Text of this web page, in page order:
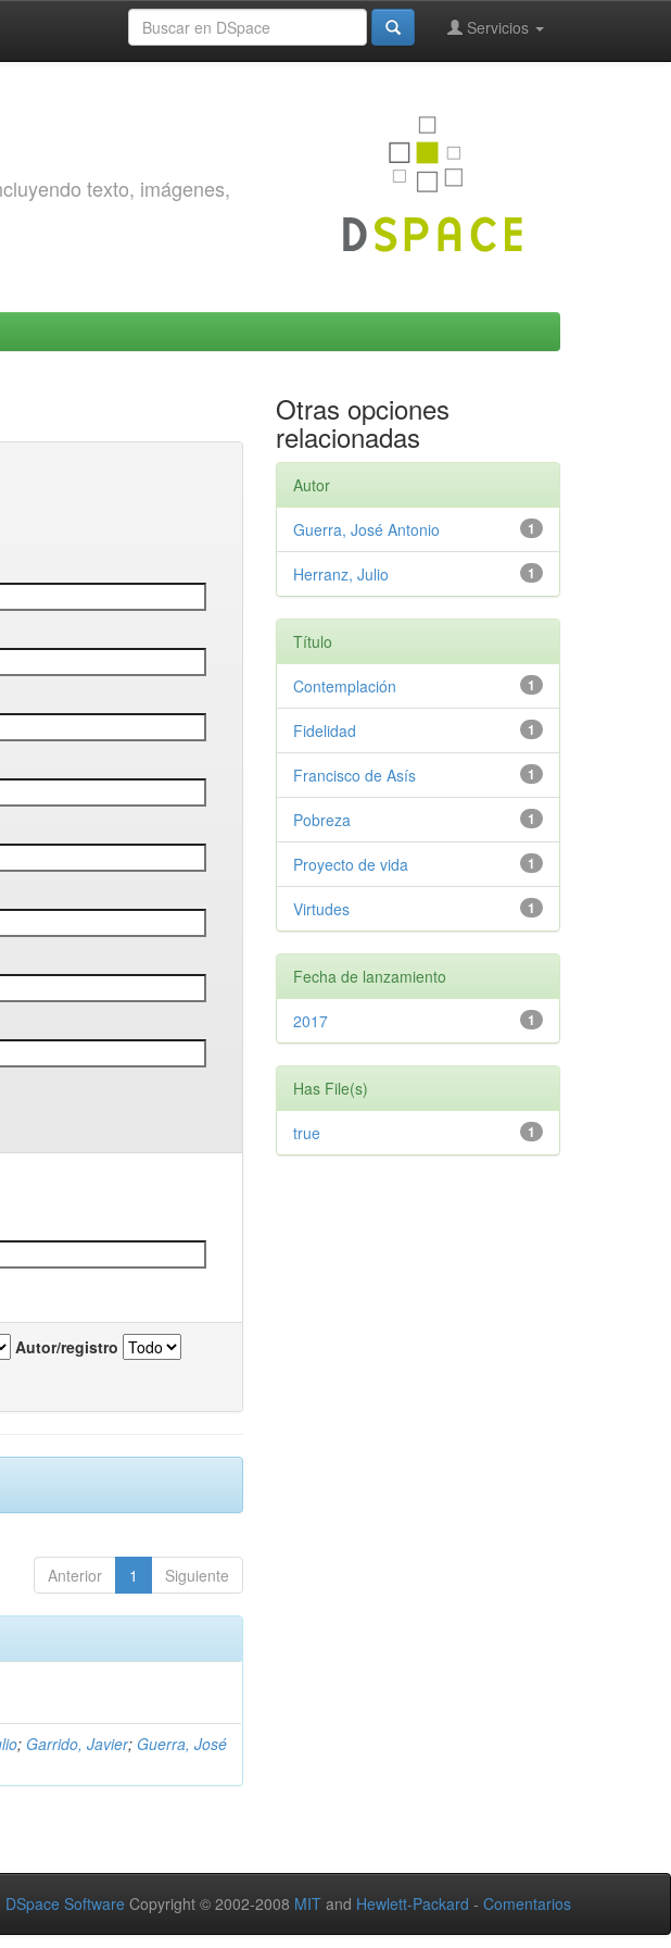
Servicios
texto, imágenes,
Autor/registro
Anterior 1 Siguiente
; Garrido, Javier; Guerra, José
Otras opciones
relacionadas
Autor
1
Guerra, José Antonio
1
Herranz, Julio
Título
1
Contemplación
1
Fidelidad
1
Francisco de Asís
1
Pobreza
1
Proyecto de vida
1
Virtudes
Fecha de lanzamiento
1
2017
Has File(s)
1
true
DSpace Software Copyright © 2002-2008 MIT and Hewlett-Packard - Comentarios